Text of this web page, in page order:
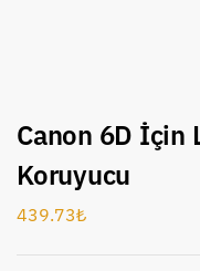
Canon 6D İçin
Koruyucu
439.73₺